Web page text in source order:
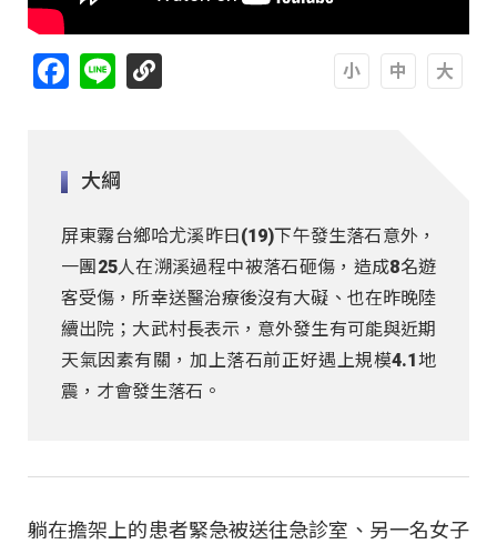
Facebook
Line
大綱
屏東霧台鄉哈尤溪昨日(19)下午發生落石意外，
一團25人在溯溪過程中被落石砸傷，造成8名遊
客受傷，所幸送醫治療後沒有大礙、也在昨晚陸
續出院；大武村長表示，意外發生有可能與近期
天氣因素有關，加上落石前正好遇上規模4.1地
震，才會發生落石。
躺在擔架上的患者緊急被送往急診室、另一名女子